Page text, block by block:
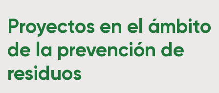
Proyectos en el ámbito
de la prevención de
residuos